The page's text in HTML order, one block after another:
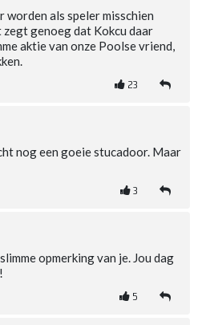
als speler misschien
genoeg dat Kokcu daar
aktie van onze Poolse vriend,
23
nog een goeie stucadoor. Maar
3
opmerking van je. Jou dag
5